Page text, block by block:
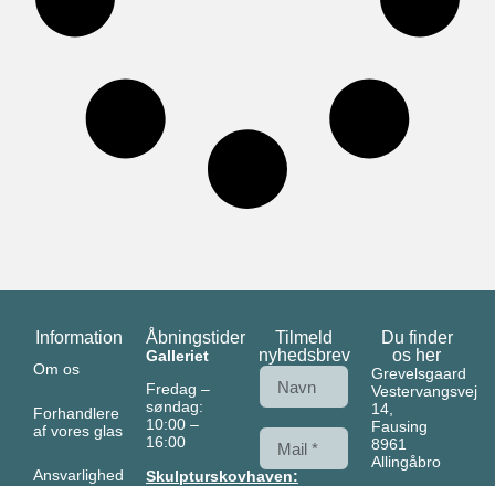
Information
Om os
Forhandlere
af vores glas
Ansvarlighed
Åbningstider
Galleriet
Fredag –
søndag:
10:00 –
16:00
Skulpturskovhaven:
Tilmeld
nyhedsbrev
Du finder
os her
Grevelsgaard
Vestervangsvej
14,
Fausing
8961
Allingåbro